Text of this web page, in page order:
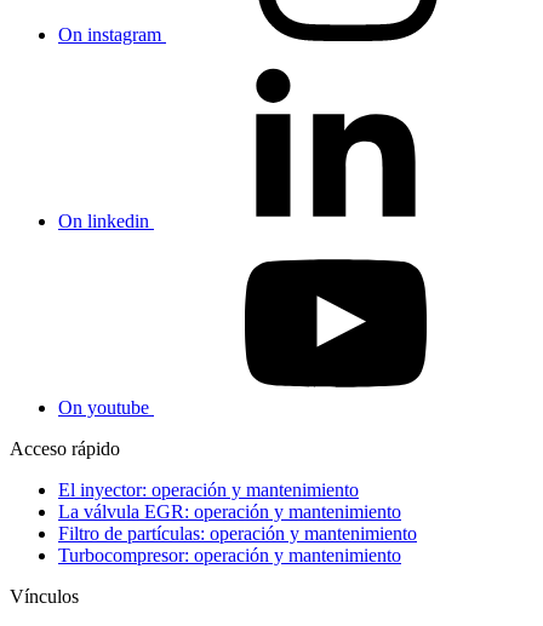
On instagram
On linkedin
On youtube
Acceso rápido
El inyector: operación y mantenimiento
La válvula EGR: operación y mantenimiento
Filtro de partículas: operación y mantenimiento
Turbocompresor: operación y mantenimiento
Vínculos